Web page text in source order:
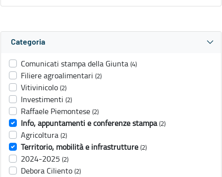
Categoria
Comunicati stampa della Giunta (4)
Filiere agroalimentari (2)
Vitivinicolo (2)
Investimenti (2)
Raffaele Piemontese (2)
Info, appuntamenti e conferenze stampa (2)
Agricoltura (2)
Territorio, mobilità e infrastrutture (2)
2024-2025 (2)
Debora Ciliento (2)